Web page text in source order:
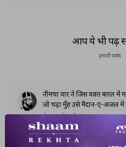
आप ये भी पढ़
हमारी पसंद
नीमचा यार ने जिस वक़्त बग़ल में
जो चढ़ा मुँह उसे मैदान-ए-अजल में
शेख़ इब्राहीम ज़ौक़